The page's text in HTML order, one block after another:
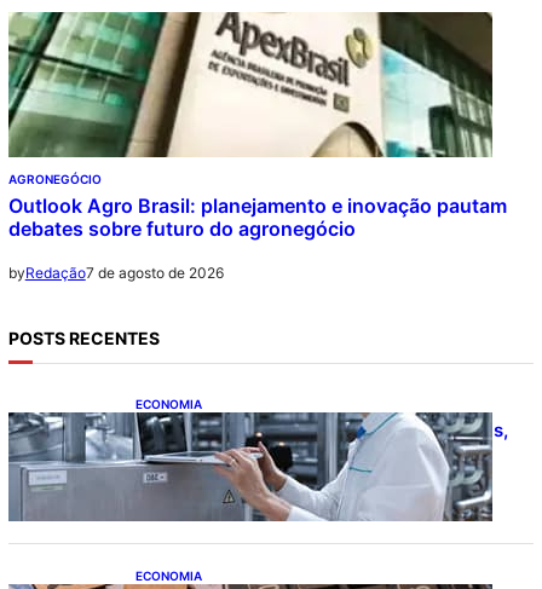
AGRONEGÓCIO
Outlook Agro Brasil: planejamento e inovação pautam
debates sobre futuro do agronegócio
byRedação7 de agosto de 2026
POSTS RECENTES
ECONOMIA
CNI: indústria investe em máquinas novas,
mas modernização tecnológica avança
lentamente
ECONOMIA